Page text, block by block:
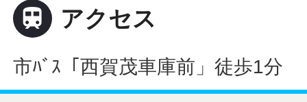
 アクセス
市ﾊﾞｽ「西賀茂車庫前」徒歩1分